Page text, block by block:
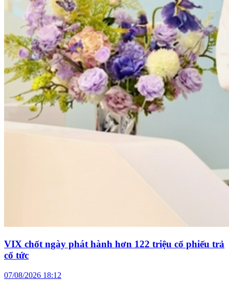
VIX chốt ngày phát hành hơn 122 triệu cổ phiếu trả
cổ tức
07/08/2026 18:12